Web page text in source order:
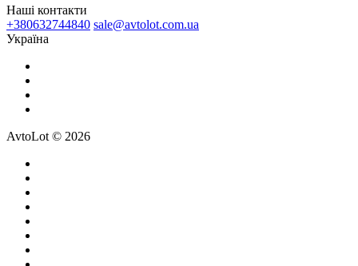
Наші контакти
+380632744840 sale@avtolot.com.ua
Українa
AvtoLot © 2026